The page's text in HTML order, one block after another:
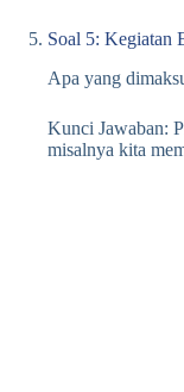
Soal 5: Kegiatan
Apa yang
Kunci Jawaban:
misalnya kita